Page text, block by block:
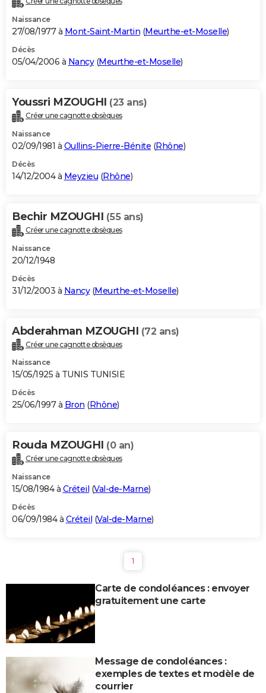
Naissance
27/08/1977 à Mont-Saint-Martin (Meurthe-et-Moselle)
Décès
05/04/2006 à Nancy(Meurthe-et-Moselle)
Youssri MZOUGHI (23 ans)
Créer une cagnotte obsèques
Naissance
02/09/1981 à Oullins-Pierre-Bénite (Rhône)
Décès
14/12/2004 à Meyzieu (Rhône)
Bechir MZOUGHI (55 ans)
Créer une cagnotte obsèques
Naissance
20/12/1948
Décès
31/12/2003 à Nancy(Meurthe-et-Moselle)
Abderahman MZOUGHI (72 ans)
Créer une cagnotte obsèques
Naissance
15/05/1925 à TUNIS TUNISIE
Décès
25/06/1997 à Bron (Rhône)
Rouda MZOUGHI (0 an)
Créer une cagnotte obsèques
Naissance
15/08/1984 à Créteil (Val-de-Marne)
Décès
06/09/1984 à Créteil (Val-de-Marne)
1
Carte de condoléances : envoyer
gratuitement une carte
Message de condoléances :
exemples de textes et modèle de
courrier